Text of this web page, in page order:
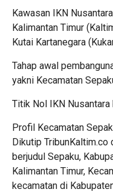
Kawasan IKN
Kalimantan Timur
Kutai Kartanegara
Tahap awal
yakni Kecamatan
Titik Nol IKN Nusantara
Profil Kecamatan
Dikutip
berjudul Sepaku,
Kalimantan Timur,
kecamatan di